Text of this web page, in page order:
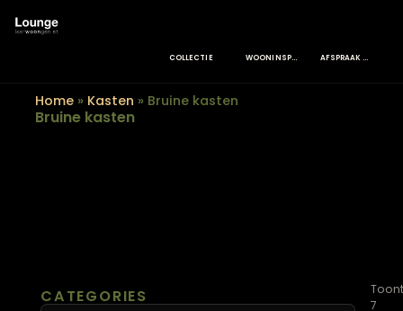
Home »Kasten»Bruine kasten
Bruine kasten